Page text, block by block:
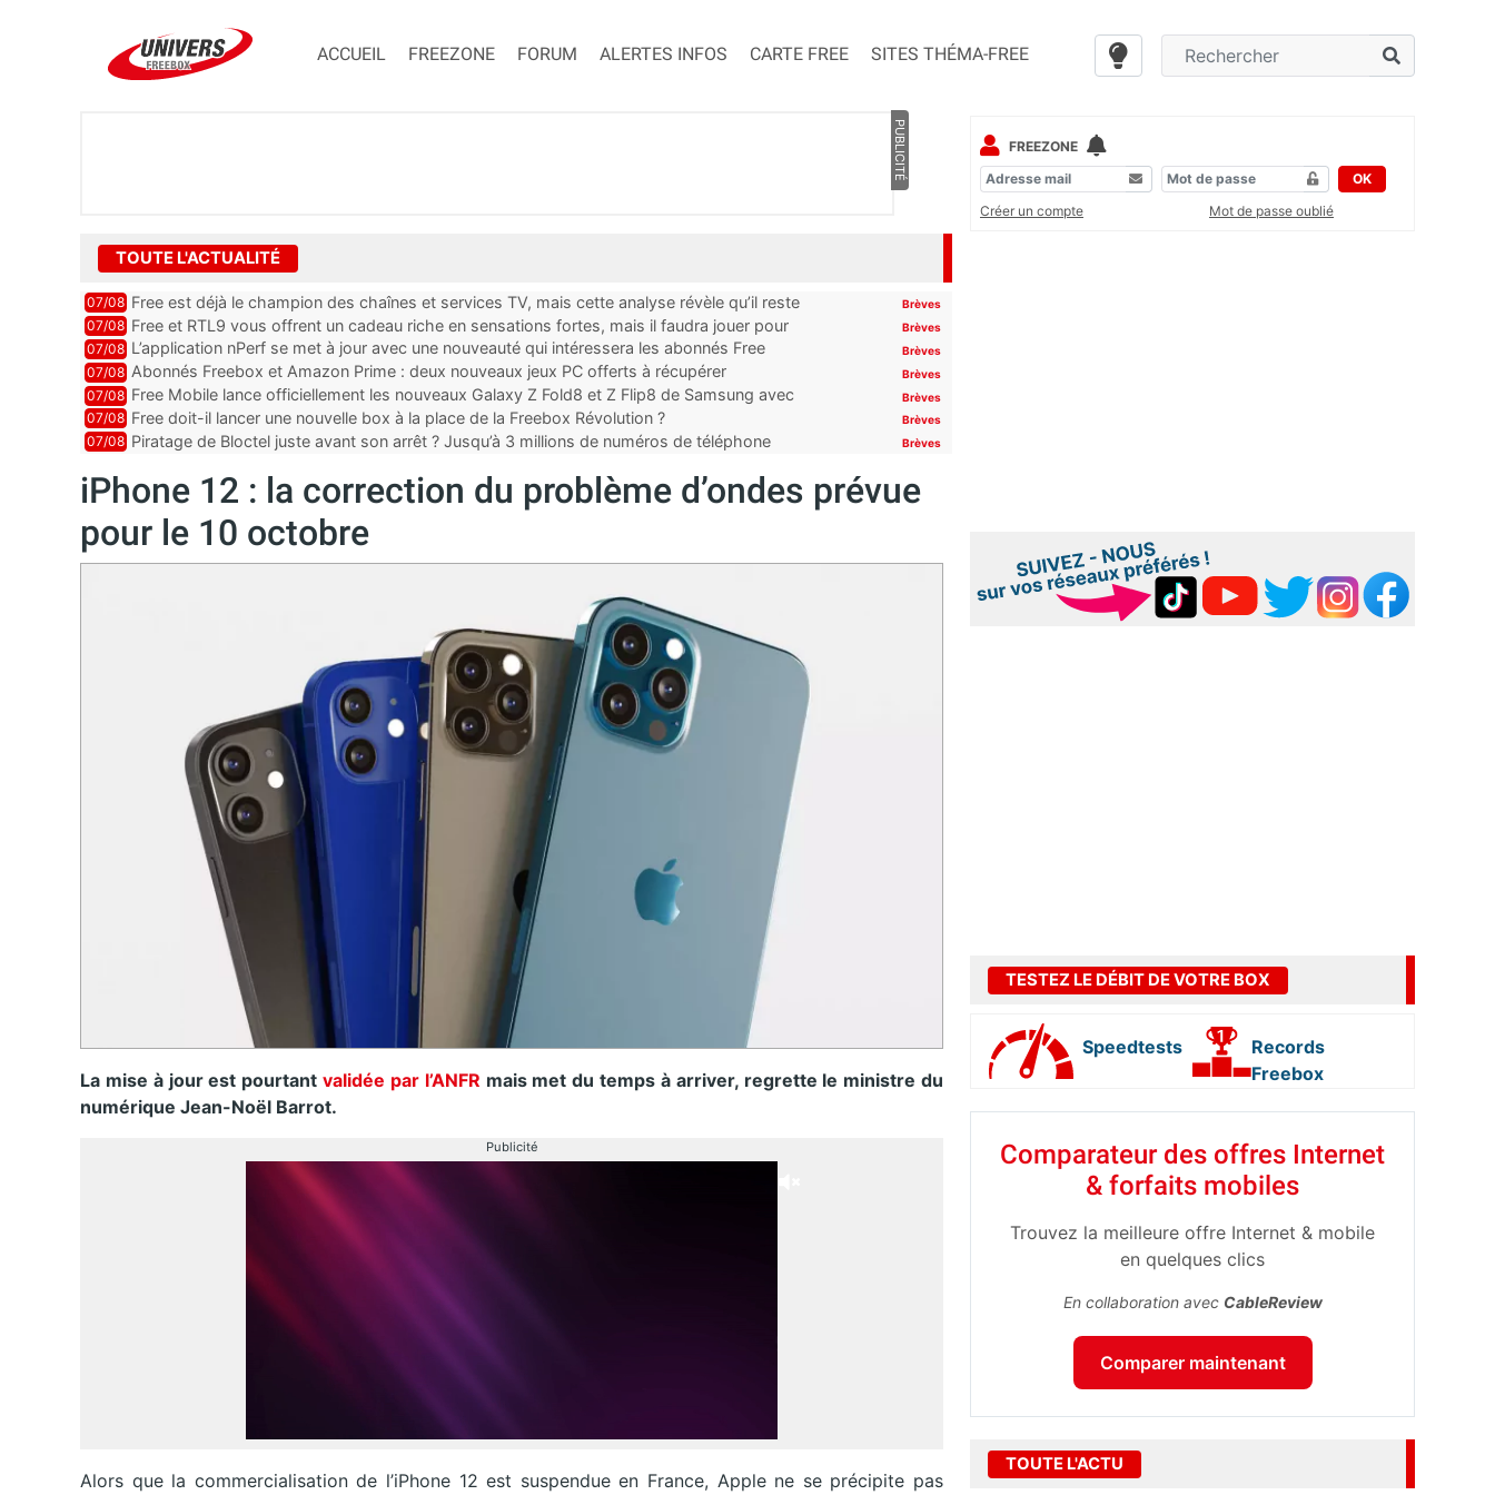
ACCUEIL FREEZONE FORUM ALERTES INFOS CARTE FREE SITES THÉMA-FREE
PUBLICITÉ
TOUTE L'ACTUALITÉ
07/08 Free est déjà le champion des chaînes et services TV, mais cette analyse révèle qu’il reste
encore au moin...
Brèves
07/08 Free et RTL9 vous offrent un cadeau riche en sensations fortes, mais il faudra jouer pour
l’obtenir
Brèves
07/08 L’application nPerf se met à jour avec une nouveauté qui intéressera les abonnés Free
Mobile, Orange, SFR ...
Brèves
07/08 Abonnés Freebox et Amazon Prime : deux nouveaux jeux PC offerts à récupérer Brèves
07/08 Free Mobile lance officiellement les nouveaux Galaxy Z Fold8 et Z Flip8 de Samsung avec
des promos et des cadeaux
Brèves
07/08 Free doit-il lancer une nouvelle box à la place de la Freebox Révolution ? Brèves
07/08 Piratage de Bloctel juste avant son arrêt ? Jusqu’à 3 millions de numéros de téléphone
Brèves
iPhone 12 : la correction du problème d’ondes prévue
pour le 10 octobre
La mise à jour est pourtant validée par l’ANFR mais met du temps à arriver, regrette le ministre du
numérique Jean-Noël Barrot.
Publicité
Alors que la commercialisation de l’iPhone 12 est suspendue en France, Apple ne se précipite pas
FREEZONE
OK
Créer un compte
Mot de passe oublié
TESTEZ LE DÉBIT DE VOTRE BOX
Speedtests
Records
Freebox
Comparateur des offres Internet
& forfaits mobiles
Trouvez la meilleure offre Internet & mobile
en quelques clics
En collaboration avec CableReview
Comparer maintenant
TOUTE L'ACTU